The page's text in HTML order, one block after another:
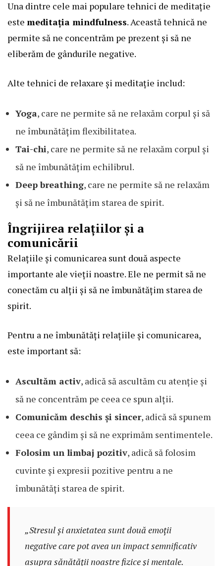
Una dintre cele mai populare tehnici de meditație
este meditația mindfulness. Această tehnică ne
permite să ne concentrăm pe prezent și să ne
eliberăm de gândurile negative.
Alte tehnici de relaxare și meditație includ:
Yoga, care ne permite să ne relaxăm corpul și să
ne îmbunătățim flexibilitatea.
Tai-chi, care ne permite să ne relaxăm corpul și
să ne îmbunătățim echilibrul.
Deep breathing, care ne permite să ne relaxăm
și să ne îmbunătățim starea de spirit.
Îngrijirea relațiilor și a
comunicării
Relațiile și comunicarea sunt două aspecte
importante ale vieții noastre. Ele ne permit să ne
conectăm cu alții și să ne îmbunătățim starea de
spirit.
Pentru a ne îmbunătăți relațiile și comunicarea,
este important să:
Ascultăm activ, adică să ascultăm cu atenție și
să ne concentrăm pe ceea ce spun alții.
Comunicăm deschis și sincer, adică să spunem
ceea ce gândim și să ne exprimăm sentimentele.
Folosim un limbaj pozitiv, adică să folosim
cuvinte și expresii pozitive pentru a ne
îmbunătăți starea de spirit.
„Stresul și anxietatea sunt două emoții
negative care pot avea un impact semnificativ
asupra sănătății noastre fizice și mentale.